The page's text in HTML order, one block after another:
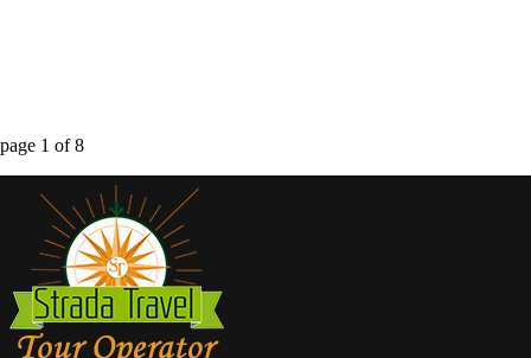
page 1 of8